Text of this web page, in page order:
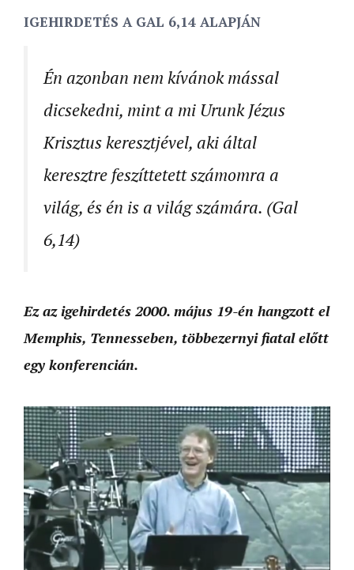
IGEHIRDETÉS A GAL 6,14 ALAPJÁN
Én azonban nem kívánok mással
dicsekedni, mint a mi Urunk Jézus
Krisztus keresztjével, aki által
keresztre feszíttetett számomra a
világ, és én is a világ számára. (Gal
6,14)
Ez az igehirdetés 2000. május 19-én hangzott el
Memphis, Tennesseben, többezernyi fiatal előtt
egy konferencián.